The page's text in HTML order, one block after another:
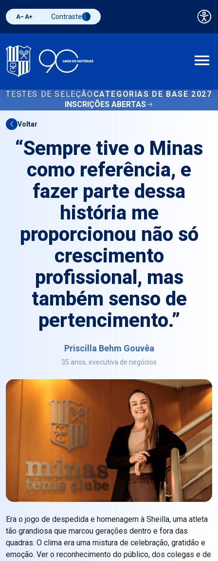
Diminuir fonte
Aumentar fonteAlternar contraste
Contraste
TESTES DE SELEÇÃO CATEGORIAS DE BASE 2027
INSCRIÇÕES ABERTAS
Voltar
“Sempre tive o Minas
como referência, e
fazer parte dessa
história me
proporcionou não só
crescimento
profissional, mas
também senso de
pertencimento.”
Priscilla Behm Gouvêa
35 anos, executiva de negócios
Era o jogo de despedida e homenagem à Sheilla, uma atleta
tão grandiosa que marcou gerações dentro e fora das
quadras. O clima era uma mistura de celebração, gratidão e
emoção. Ver o reconhecimento do público, dos colegas e de